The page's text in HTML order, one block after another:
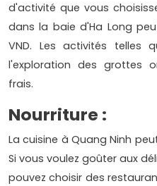
d'activité que vous
dans la baie d'Ha Long
VND. Les activités telles
l'exploration des grottes
frais.
Nourriture :
La cuisine à Quang Ninh
Si vous voulez goûter aux
pouvez choisir des